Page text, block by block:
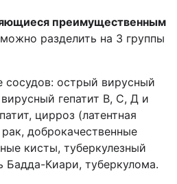
преимущественным
можно разделить на 3 группы
сосудов: острый вирусный
гепатит В, С, Д и
цирроз (латентная
доброкачественные
кисты, туберкулезный
Бадда-Киари, туберкулома.